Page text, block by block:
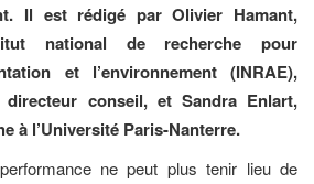
Il est rédigé par Olivier Hamant,
national de recherche pour
et l’environnement (INRAE),
directeur conseil, et Sandra Enlart,
à l’Université Paris-Nanterre.
ne peut plus tenir lieu de